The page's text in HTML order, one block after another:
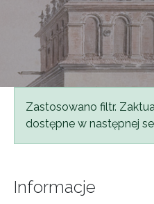
Komunikat
Zastosowano filtr.
dostępne w następnej
Informacje